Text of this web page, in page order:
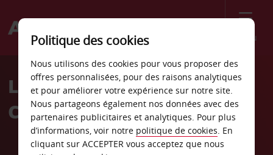
Menu
Welcome
AvisLocation de voiture
Collierville
Politique des cookies
Nous utilisons des cookies pour vous proposer des
offres personnalisées, pour des raisons analytiques
et pour améliorer votre expérience sur notre site.
Nous partageons également nos données avec des
partenaires publicitaires et analytiques. Pour plus
d’informations, voir notre politique de cookies. En
cliquant sur ACCEPTER vous acceptez que nous